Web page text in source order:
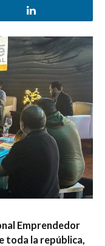
Emprendedor
toda la república,